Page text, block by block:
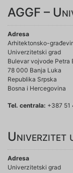
AGGF –
Adresa
Arhitektonsko-
Univerzitetski grad
Bulevar vojvode Petra
78 000 Banja Luka
Republika Srpska
Bosna i Hercegovina
Tel. centrala: +387 51
Univerzitet
Adresa
Univerzitetski grad